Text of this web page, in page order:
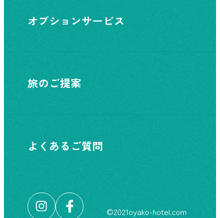
オプションサービス
旅のご提案
よくあるご質問
©︎2021oyako-hotel.com